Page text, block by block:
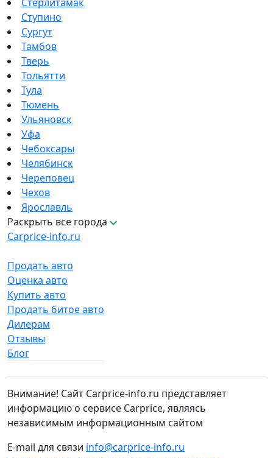
Ступино
Сургут
Тамбов
Тверь
Тольятти
Тула
Тюмень
Ульяновск
Уфа
Чебоксары
Челябинск
Череповец
Чехов
Ярославль
Раскрыть все города
Carprice-info.ru
Продать авто
Оценка авто
Купить авто
Продать битое авто
Дилерам
Отзывы
Блог
Внимание! Сайт Carprice-info.ru представляет
информацию о сервисе Carprice, являясь
независимым информационным сайтом
E-mail для связи info@carprice-info.ru